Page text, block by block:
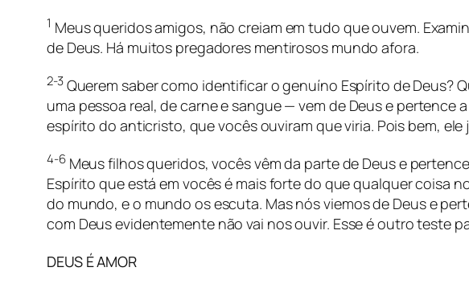
1 Meus queridos amigos, não creiam em tudo que ouvem.
de Deus. Há muitos pregadores mentirosos mundo afora.
2-3Querem saber como identificar o genuíno Espírito de Deus?
uma pessoa real, de carne e sangue — vem de Deus e pertence
espírito do anticristo, que vocês ouviram que viria. Pois bem,
4-6Meus filhos queridos, vocês vêm da parte de Deus e
Espírito que está em vocês é mais forte do que qualquer coisa
do mundo, e o mundo os escuta. Mas nós viemos de Deus e
com Deus evidentemente não vai nos ouvir. Esse é outro teste
DEUS É AMOR